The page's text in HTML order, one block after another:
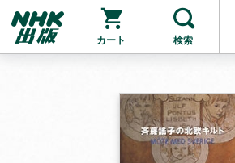
カート 検索
お支払いに進む